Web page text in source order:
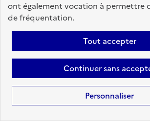
ont également vocation à permettre
de fréquentation.
Tout accepter
Continuer sans
Personnaliser
En ligne depuis le 16 avril 2026
Ajouter aux favoris: Technicien-
Précédent 1 63 64
67
68 69 72 Suivant